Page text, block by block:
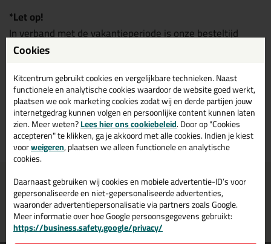
*Let op!
In verband met de vakantieperiode is onze besteltijd
tijdelijk aangepast. Bestellingen die op werkdagen vóór
werkdag geleverd. Bedankt voor je begrip!
Terug naar overzicht
Voor 16:00 uur besteld
morgen in huis
Gratisbezorging inNL & BE
vanaf75,-
Grootste assortiment
uit voorraad leverbaar
PostNL afhaalpunt: kies zelf
wanneer je afhaalt
Cookies
Kitcentrum gebruikt cookies en vergelijkbare technieken. Naast
functionele en analytische cookies waardoor de website goed werkt,
plaatsen we ook marketing cookies zodat wij en derde partijen jouw
internetgedrag kunnen volgen en persoonlijke content kunnen laten
zien. Meer weten?Lees hier ons cookiebeleid. Door op "Cookies
accepteren" te klikken, ga je akkoord met alle cookies. Indien je kiest
voorweigeren, plaatsen we alleen functionele en analytische
cookies.
Daarnaast gebruiken wij cookies en mobiele advertentie-ID’s voor
gepersonaliseerde en niet-gepersonaliseerde advertenties,
waaronder advertentiepersonalisatie via partners zoals Google.
Meer informatie over hoe Google persoonsgegevens gebruikt:
https://business.safety.google/privacy/